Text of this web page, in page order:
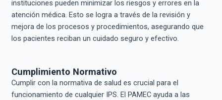
instituciones pueden minimizar los riesgos y errores en la
atención médica. Esto se logra a través de la revisión y
mejora de los procesos y procedimientos, asegurando que
los pacientes reciban un cuidado seguro y efectivo.
Cumplimiento Normativo
Cumplir con la normativa de salud es crucial para el
funcionamiento de cualquier IPS. El PAMEC ayuda a las